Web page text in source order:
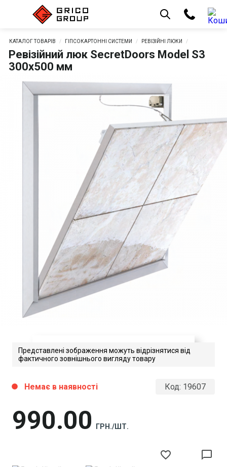
КАТАЛОГ ТОВАРІВ ГІПСОКАРТОННІ СИСТЕМИ РЕВІЗІЙНІ ЛЮКИ
Ревізійний люк SecretDoors Model S3
300х500 мм
MODEL S3 ПІД ПЛИТКУ
Представлені зображення можуть відрізнятися від
фактичного зовнішнього вигляду товару
Код: 19607
990 00 ГРН./ШТ.
circle Немає в наявності
favorite_border chat_bubble_outline